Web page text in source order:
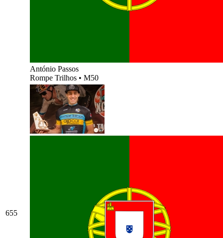
António Passos
Rompe Trilhos • M50
655